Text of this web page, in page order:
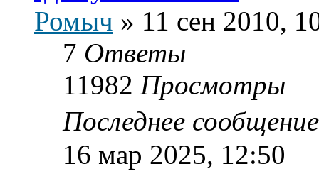
Ромыч » 11 сен 2010,
7 Ответы
11982 Просмотры
Последнее
16 мар 2025, 12:50